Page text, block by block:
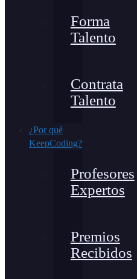
Forma
Talento
Contrata
Talento
¿Por qué
KeepCoding?
Profesores
Expertos
Premios
Recibidos